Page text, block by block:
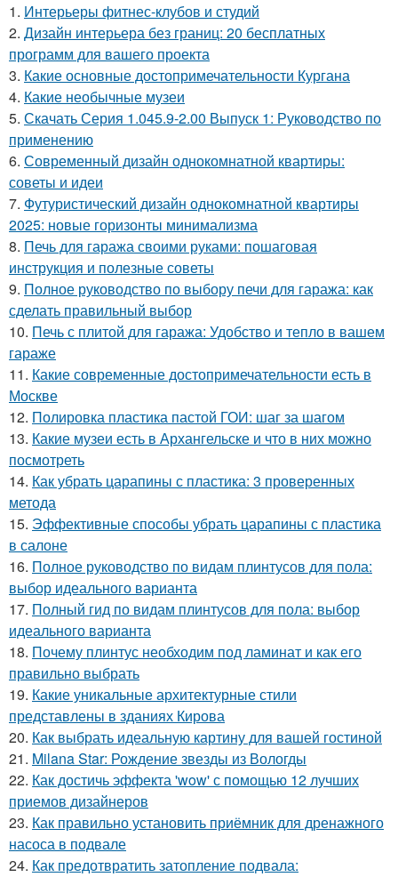
1. Интерьеры фитнес-клубов и студий
2. Дизайн интерьера без границ: 20 бесплатных
программ для вашего проекта
3. Какие основные достопримечательности Кургана
4. Какие необычные музеи
5. Скачать Серия 1.045.9-2.00 Выпуск 1: Руководство по
применению
6. Современный дизайн однокомнатной квартиры:
советы и идеи
7. Футуристический дизайн однокомнатной квартиры
2025: новые горизонты минимализма
8. Печь для гаража своими руками: пошаговая
инструкция и полезные советы
9. Полное руководство по выбору печи для гаража: как
сделать правильный выбор
10. Печь с плитой для гаража: Удобство и тепло в вашем
гараже
11. Какие современные достопримечательности есть в
Москве
12. Полировка пластика пастой ГОИ: шаг за шагом
13. Какие музеи есть в Архангельске и что в них можно
посмотреть
14. Как убрать царапины с пластика: 3 проверенных
метода
15. Эффективные способы убрать царапины с пластика
в салоне
16. Полное руководство по видам плинтусов для пола:
выбор идеального варианта
17. Полный гид по видам плинтусов для пола: выбор
идеального варианта
18. Почему плинтус необходим под ламинат и как его
правильно выбрать
19. Какие уникальные архитектурные стили
представлены в зданиях Кирова
20. Как выбрать идеальную картину для вашей гостиной
21. Milana Star: Рождение звезды из Вологды
22. Как достичь эффекта 'wow' с помощью 12 лучших
приемов дизайнеров
23. Как правильно установить приёмник для дренажного
насоса в подвале
24. Как предотвратить затопление подвала: